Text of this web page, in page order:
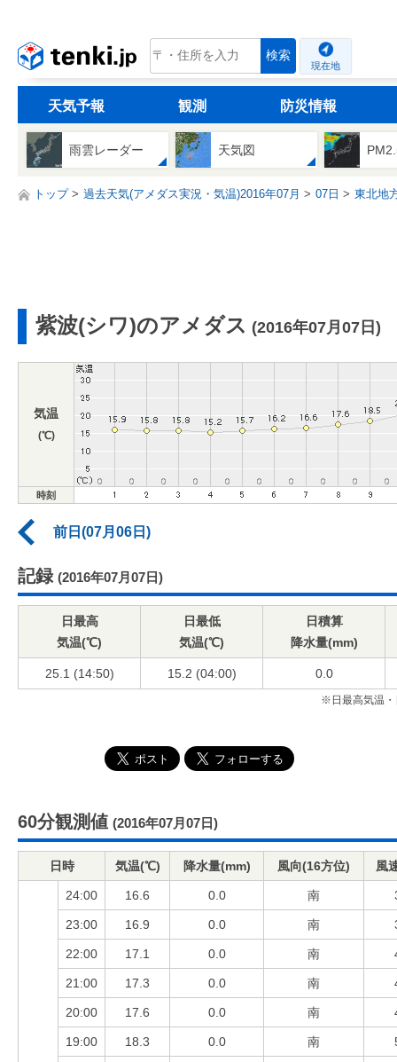
tenki.jp 検索
現在地
天気予報 観測 防災情報
雨雲レーダー 天気図
トップ 過去天気(アメダス実況・気温)2016年07月 07日 東北地
紫波(シワ)のアメダス (2016年07月07日)
気温
(℃)
時刻
前日(07月06日)
記録 (2016年07月07日)
日最高
気温(℃)
日最低
気温(℃)
日積算
降水量(mm)
25.1 (14:50) 15.2 (04:00) 0.0
※日最高気温・
60分観測値 (2016年07月07日)
日時 気温(℃) 降水量(mm) 風向(16方位) 風
24:00 16.6 0.0 南
23:00 16.9 0.0 南
22:00 17.1 0.0 南
21:00 17.3 0.0 南
20:00 17.6 0.0 南
19:00 18.3 0.0 南